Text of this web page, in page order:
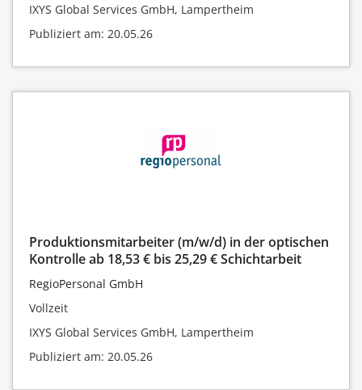
IXYS Global Services GmbH, Lampertheim
Publiziert am: 20.05.26
Produktionsmitarbeiter (m/w/d) in der optischen
Kontrolle ab 18,53 € bis 25,29 € Schichtarbeit
RegioPersonal GmbH
Vollzeit
IXYS Global Services GmbH, Lampertheim
Publiziert am: 20.05.26